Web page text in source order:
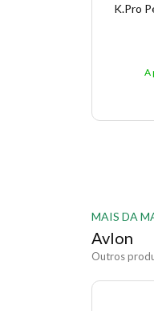
K.Pro
A
MAIS DA
Avlon
Outros